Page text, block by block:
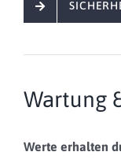
Wartung
Werte erhalten